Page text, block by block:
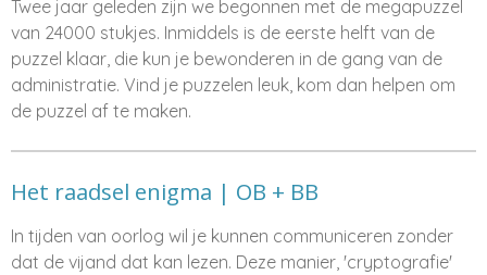
Twee jaar geleden zijn we begonnen met de megapuzzel
van 24000 stukjes. Inmiddels is de eerste helft van de
puzzel klaar, die kun je bewonderen in de gang van de
administratie. Vind je puzzelen leuk, kom dan helpen om
de puzzel af te maken.
Het raadsel enigma | OB + BB
In tijden van oorlog wil je kunnen communiceren zonder
dat de vijand dat kan lezen. Deze manier, 'cryptografie'